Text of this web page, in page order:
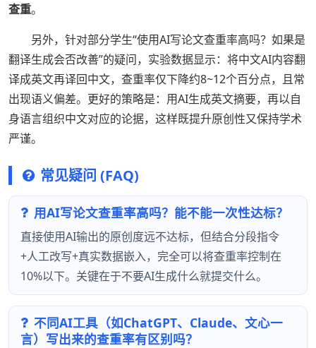
查重。
另外，针对部分学生“使用AI写论文查重率高吗？如果是
翻译生成会否改善”的疑问，实验数据显示：将中文AI内容翻
译成英文再译回中文，查重率仅下降约8~12个百分点，且常
出现语义偏差。更好的策略是：用AI生成英文摘要，再以自
身语言组织中文对应的论据，这样既提升原创性又保持学术
严谨。
常见疑问 (FAQ)
用AI写论文查重率高吗？能不能一次性达标？
直接使用AI输出的原创度远不达标，但结合分段指令
+人工改写+真实数据嵌入，完全可以将查重率控制在
10%以下。关键在于不要AI生成什么就提交什么。
不同AI工具（如ChatGPT、Claude、文心一
言）写出来的查重率有区别吗？